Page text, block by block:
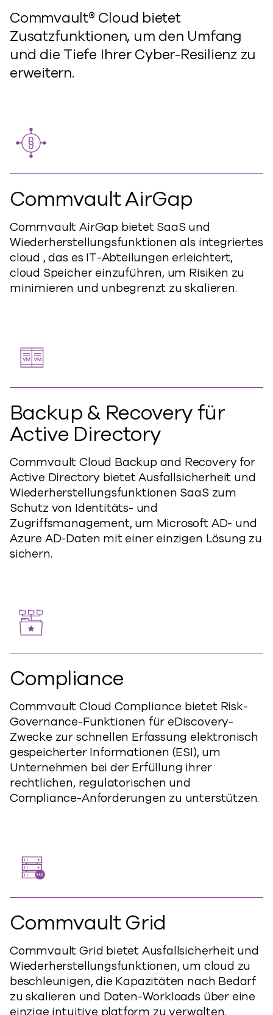
Commvault® Cloud bietet
Zusatzfunktionen, um den Umfang
und die Tiefe Ihrer Cyber-Resilienz zu
erweitern.
Commvault AirGap
Commvault AirGap bietet SaaS und
Wiederherstellungsfunktionen als integriertes
cloud , das es IT-Abteilungen erleichtert,
cloud Speicher einzuführen, um Risiken zu
minimieren und unbegrenzt zu skalieren.
Backup & Recovery für
Active Directory
Commvault Cloud Backup and Recovery for
Active Directory bietet Ausfallsicherheit und
Wiederherstellungsfunktionen SaaS zum
Schutz von Identitäts- und
Zugriffsmanagement, um Microsoft AD- und
Azure AD-Daten mit einer einzigen Lösung zu
sichern.
Compliance
Commvault Cloud Compliance bietet Risk-
Governance-Funktionen für eDiscovery-
Zwecke zur schnellen Erfassung elektronisch
gespeicherter Informationen (ESI), um
Unternehmen bei der Erfüllung ihrer
rechtlichen, regulatorischen und
Compliance-Anforderungen zu unterstützen.
Commvault Grid
Commvault Grid bietet Ausfallsicherheit und
Wiederherstellungsfunktionen, um cloud zu
beschleunigen, die Kapazitäten nach Bedarf
zu skalieren und Daten-Workloads über eine